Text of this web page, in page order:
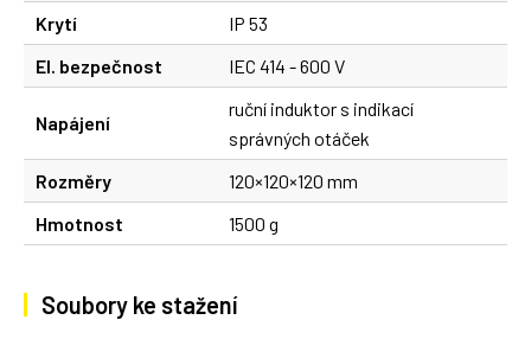
Krytí
IP 53
El. bezpečnost
IEC 414 - 600 V
Napájení
ruční induktor s indikací
správných otáček
Rozměry
120×120×120 mm
Hmotnost
1500 g
Soubory ke stažení